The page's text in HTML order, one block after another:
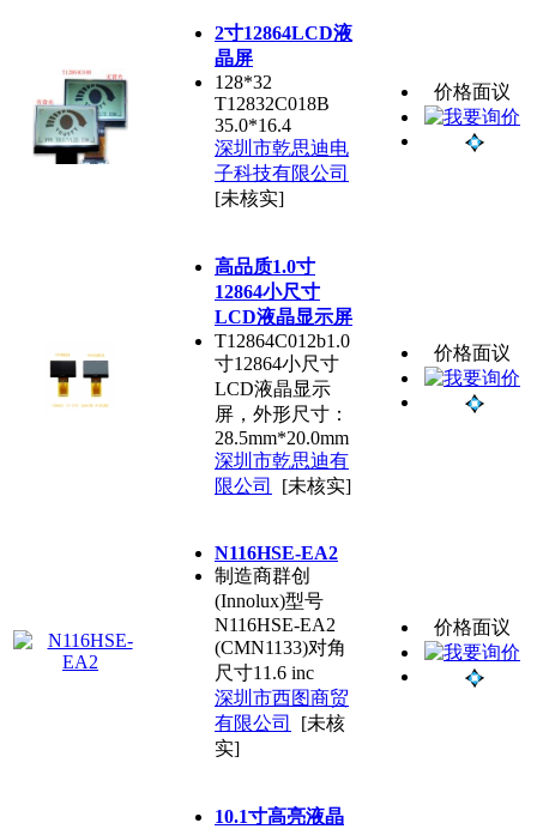
2寸12864LCD液
晶屏
128*32
T12832C018B
35.0*16.4
深圳市乾思迪电
子科技有限公司
[未核实]
价格面议
高品质1.0寸
12864小尺寸
LCD液晶显示屏
T12864C012b1.0
寸12864小尺寸
LCD液晶显示
屏，外形尺寸：
28.5mm*20.0mm
深圳市乾思迪有
限公司
[未核实]
价格面议
N116HSE-EA2
制造商群创
(Innolux)型号
N116HSE-EA2
(CMN1133)对角
尺寸11.6 inc
深圳市西图商贸
有限公司
[未核
实]
价格面议
10.1寸高亮液晶